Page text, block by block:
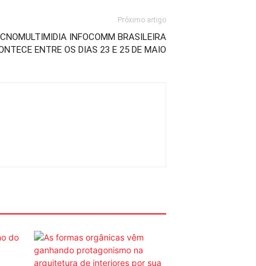
Próximo artigo
INFOCOMM BRASILEIRA
ENTRE OS DIAS 23 E 25 DE MAIO